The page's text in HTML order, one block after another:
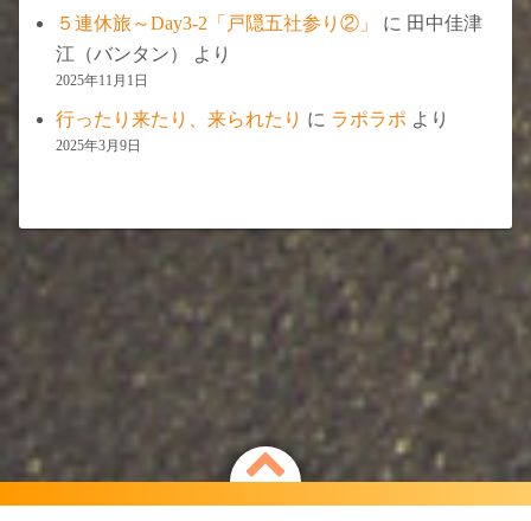
５連休旅～Day3-2「戸隠五社参り②」 に 田中佳津
江（バンタン）
より
2025年11月1日
行ったり来たり、来られたり に ラポラポ より
2025年3月9日